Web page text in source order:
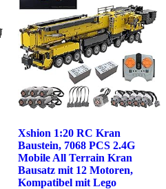
Xshion 1:20 RC Kran
Baustein, 7068 PCS 2.4G
Mobile All Terrain Kran
Bausatz mit 12 Motoren,
Kompatibel mit Lego